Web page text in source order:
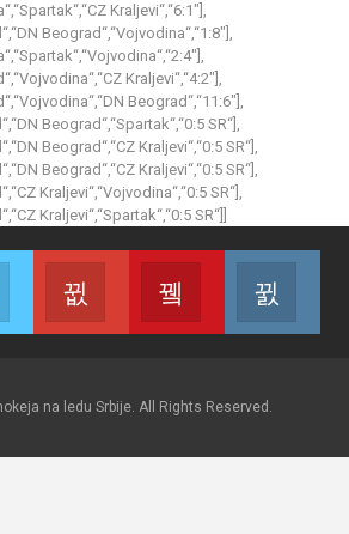
Kraljevi“,“6:1″],
Beograd“,“Vojvodina“,“1:8″],
Kraljevi“,“4:2″],
Beograd“,“11:6″],
Beograd“,“Spartak“,“0:5 SR“],
Beograd“,“CZ Kraljevi“,“0:5 SR“],
Beograd“,“CZ Kraljevi“,“0:5 SR“],
Kraljevi“,“Vojvodina“,“0:5 SR“],
Kraljevi“,“Spartak“,“0:5 SR“]]
Facebook
Twitter
Join us on Twitter
Google+
Join us on Google
Youtube
Join us on
na ledu Srbije. All Rights Reserved.